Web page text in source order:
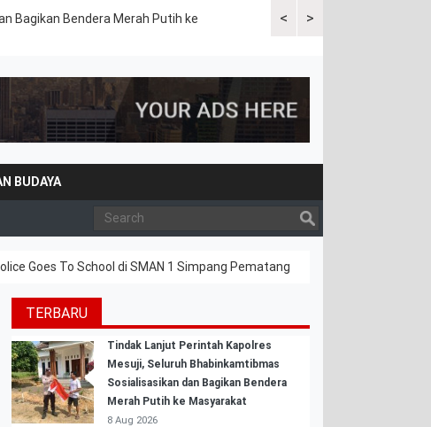
<
Bagikan Bendera Merah Putih ke
Sat Lantas Polres Mesuji
>
BUDAYA
Goes To School di SMAN 1 Simpang Pematang
TERBARU
Tindak Lanjut Perintah Kapolres
Mesuji, Seluruh Bhabinkamtibmas
Sosialisasikan dan Bagikan Bendera
Merah Putih ke Masyarakat
8 Aug 2026